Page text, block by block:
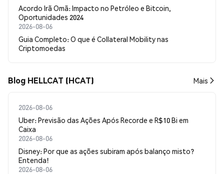
Acordo Irã Omã: Impacto no Petróleo e Bitcoin,
Oportunidades 2024
2026-08-06
Guia Completo: O que é Collateral Mobility nas
Criptomoedas
Blog HELLCAT (HCAT) Mais
2026-08-06
Uber: Previsão das Ações Após Recorde e R$10 Bi em
Caixa
2026-08-06
Disney: Por que as ações subiram após balanço misto?
Entenda!
2026-08-06